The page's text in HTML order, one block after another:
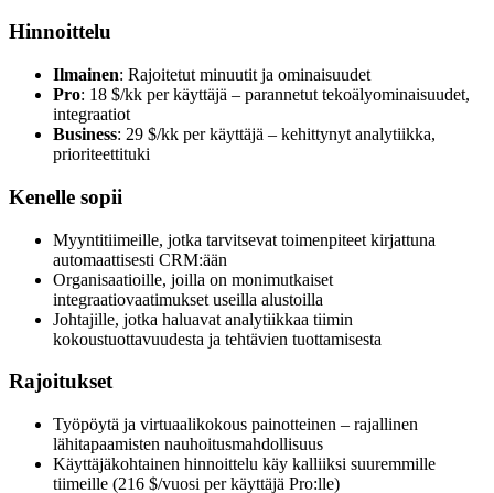
Hinnoittelu
Ilmainen: Rajoitetut minuutit ja ominaisuudet
Pro: 18 $/kk per käyttäjä – parannetut tekoälyominaisuudet,
integraatiot
Business: 29 $/kk per käyttäjä – kehittynyt analytiikka,
prioriteettituki
Kenelle sopii
Myyntitiimeille, jotka tarvitsevat toimenpiteet kirjattuna
automaattisesti CRM:ään
Organisaatioille, joilla on monimutkaiset
integraatiovaatimukset useilla alustoilla
Johtajille, jotka haluavat analytiikkaa tiimin
kokoustuottavuudesta ja tehtävien tuottamisesta
Rajoitukset
Työpöytä ja virtuaalikokous painotteinen – rajallinen
lähitapaamisten nauhoitusmahdollisuus
Käyttäjäkohtainen hinnoittelu käy kalliiksi suuremmille
tiimeille (216 $/vuosi per käyttäjä Pro:lle)